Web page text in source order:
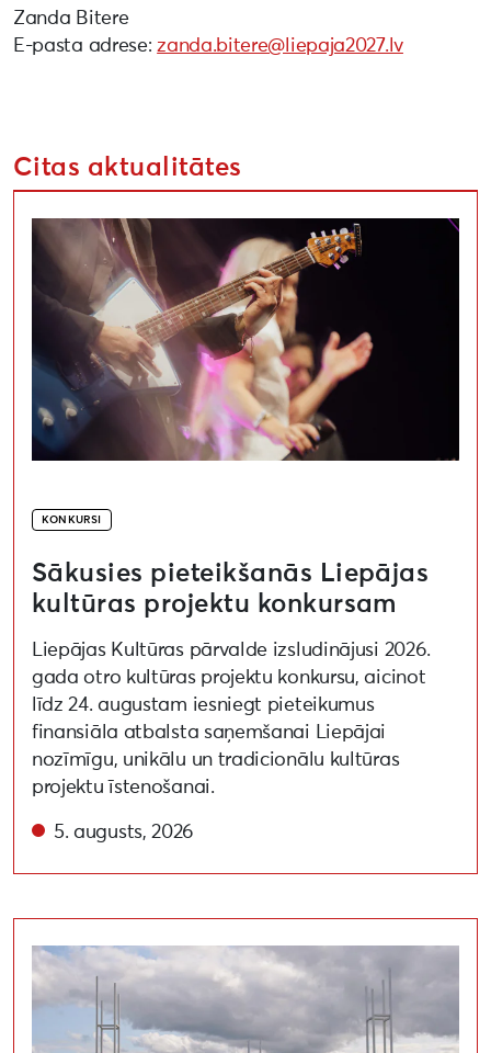
Zanda Bitere
E-pasta adrese:zanda.bitere@liepaja2027.lv
Citas aktualitātes
KONKURSI
Sākusies pieteikšanās Liepājas
kultūras projektu konkursam
Liepājas Kultūras pārvalde izsludinājusi 2026.
gada otro kultūras projektu konkursu, aicinot
līdz 24. augustam iesniegt pieteikumus
finansiāla atbalsta saņemšanai Liepājai
nozīmīgu, unikālu un tradicionālu kultūras
projektu īstenošanai.
5. augusts, 2026